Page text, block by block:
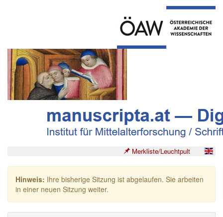
Merkliste/Leuchtpult
Hinweis: Ihre bisherige Sitzung ist abgelaufen. Sie arbeiten
in einer neuen Sitzung weiter.